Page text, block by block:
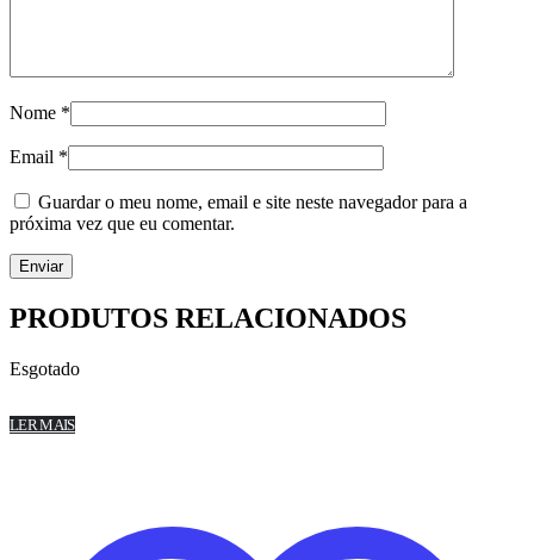
Nome *
Email *
Guardar o meu nome, email e site neste navegador para a
próxima vez que eu comentar.
PRODUTOS RELACIONADOS
Esgotado
LER MAIS